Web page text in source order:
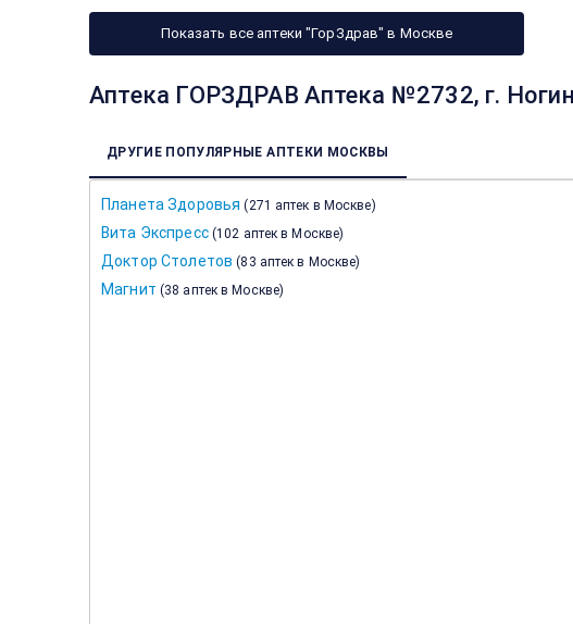
Показать все аптеки "ГорЗдрав" в Москве
Аптека ГОРЗДРАВ Аптека №2732, г.
ДРУГИЕ ПОПУЛЯРНЫЕ АПТЕКИ МОСКВЫ
Планета Здоровья (271 аптек в Москве)
Вита Экспресс (102 аптек в Москве)
Доктор Столетов (83 аптек в Москве)
Магнит (38 аптек в Москве)